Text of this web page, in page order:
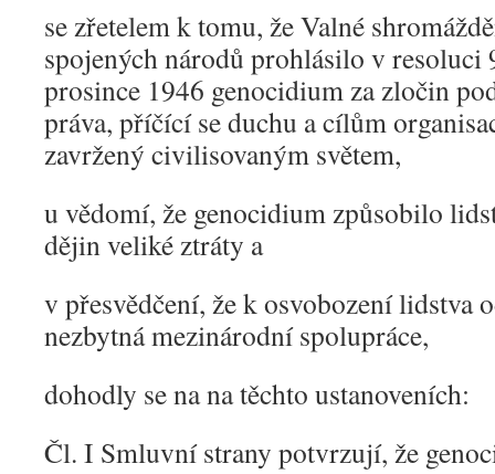
se zřetelem k tomu, že Valné
spojených národů prohlásilo v resoluci
prosince 1946 genocidium za zločin
práva, příčící se duchu a cílům
zavržený civilisovaným světem,
u vědomí, že genocidium způsobilo
dějin veliké ztráty a
v přesvědčení, že k osvobození lidstva
nezbytná mezinárodní spolupráce,
dohodly se na na těchto ustanoveních:
Čl. I Smluvní strany potvrzují, že